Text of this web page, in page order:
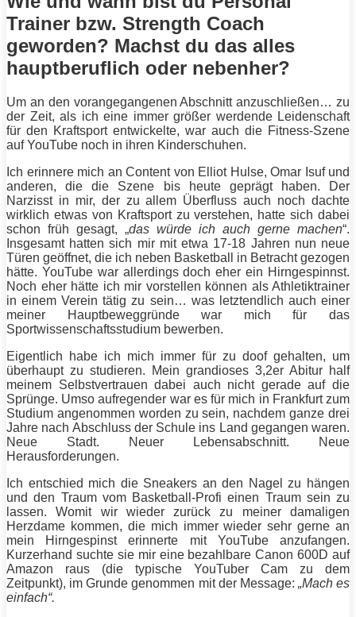
Trainer bzw. Strength Coach
geworden? Machst du das alles
hauptberuflich oder nebenher?
Um an den vorangegangenen Abschnitt anzuschließen… zu
der Zeit, als ich eine immer größer werdende Leidenschaft
für den Kraftsportentwickelte, war auch die Fitness-Szene
auf YouTube noch in ihren Kinderschuhen.
Ich erinnere mich an Content von Elliot Hulse, Omar Isufund
anderen, die die Szene bis heute geprägt haben. Der
Narzisst in mir, der zu allem Überfluss auch noch dachte
wirklich etwas von Kraftsportzu verstehen, hatte sich dabei
schon früh gesagt, „das würde ich auch gerne machen“.
Insgesamt hatten sich mir mit etwa 17-18 Jahren nun neue
Türen geöffnet, die ich neben Basketball in Betracht gezogen
hätte. YouTube war allerdings doch eher ein Hirngespinnst.
Noch eher hätte ich mir vorstellen können als Athletiktrainer
in einem Verein tätig zu sein… was letztendlich auch einer
meiner Hauptbeweggründe war mich für das
Sportwissenschaftsstudium bewerben.
Eigentlich habe ich mich immer für zu doof gehalten, um
überhaupt zu studieren. Mein grandioses 3,2er Abitur half
meinem Selbstvertrauen dabei auch nicht gerade auf die
Sprünge. Umso aufregender war es für mich in Frankfurt zum
Studium angenommen worden zu sein, nachdem ganze drei
Jahre nach Abschluss der Schule ins Land gegangen waren.
Neue Stadt. Neuer Lebensabschnitt. Neue
Herausforderungen.
Ich entschied mich die Sneakers an den Nagel zu hängen
und den Traum vom Basketball-Profi einen Traum sein zu
lassen. Womit wir wieder zurück zu meiner damaligen
Herzdame kommen, die mich immer wieder sehr gerne an
mein Hirngespinst erinnerte mit YouTube anzufangen.
Kurzerhand suchte sie mir eine bezahlbare Canon 600D auf
Amazon raus (die typische YouTuber Cam zu dem
Zeitpunkt), im Grunde genommen mit der Message: „Mach es
einfach“.